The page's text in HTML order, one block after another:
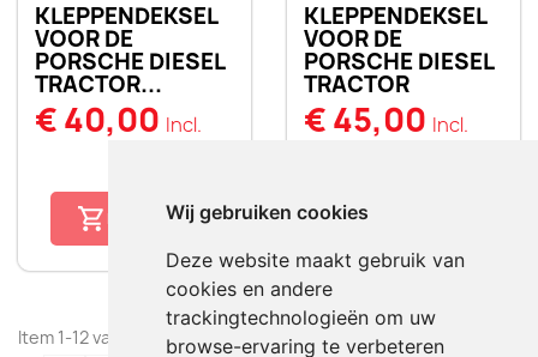
Wij gebruiken cookies
Deze website maakt gebruik van
cookies en andere
trackingtechnologieën om uw
browse-ervaring te verbeteren
KLEPPENDEKSEL
VOOR DE
PORSCHE DIESEL
TRACTOR...
€ 40,00 Incl.
BESTELLEN
KLEPPENDEKSEL
VOOR DE
PORSCHE DIESEL
TRACTOR
€ 45,00 Incl.
Item 1-12 van 15 in totaal item(s)